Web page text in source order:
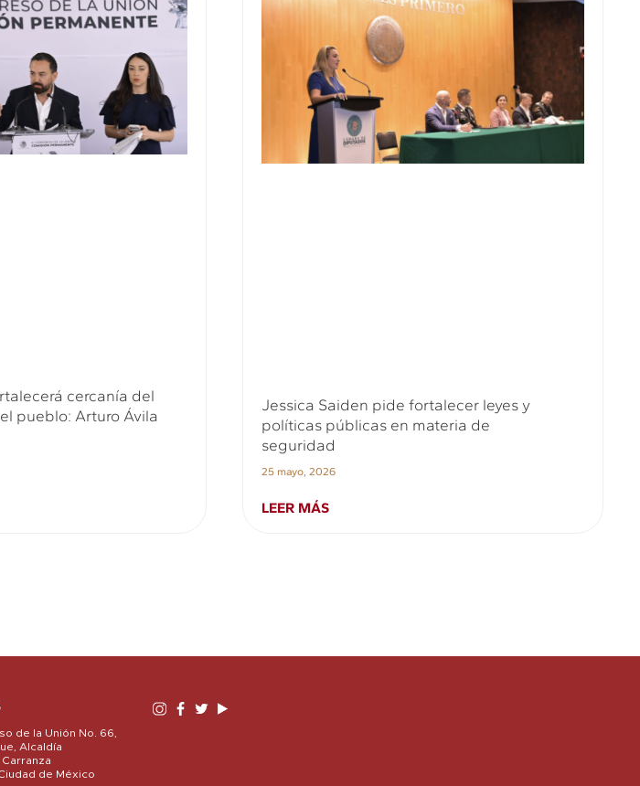
cercanía del
pueblo: Arturo Ávila
Jessica Saiden pide fortalecer leyes y
políticas públicas en materia de
seguridad
25 mayo, 2026
LEER MÁS
de la Unión No. 66,
Alcaldía
de México